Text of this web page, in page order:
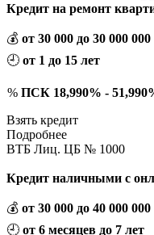
Кредит на ремонт
💰 от 30 000 до 30 000
🕘 от 1 до 15 лет
% ПСК 18,990% -
Взять кредит
Подробнее
ВТБ Лиц. ЦБ № 1000
Кредит наличными с
💰 от 30 000 до 40 000
🕘 от 6 месяцев до 7 лет